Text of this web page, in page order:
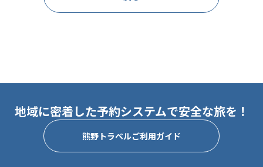
地域に密着した予約システムで安全な旅を！
熊野トラベルご利用ガイド